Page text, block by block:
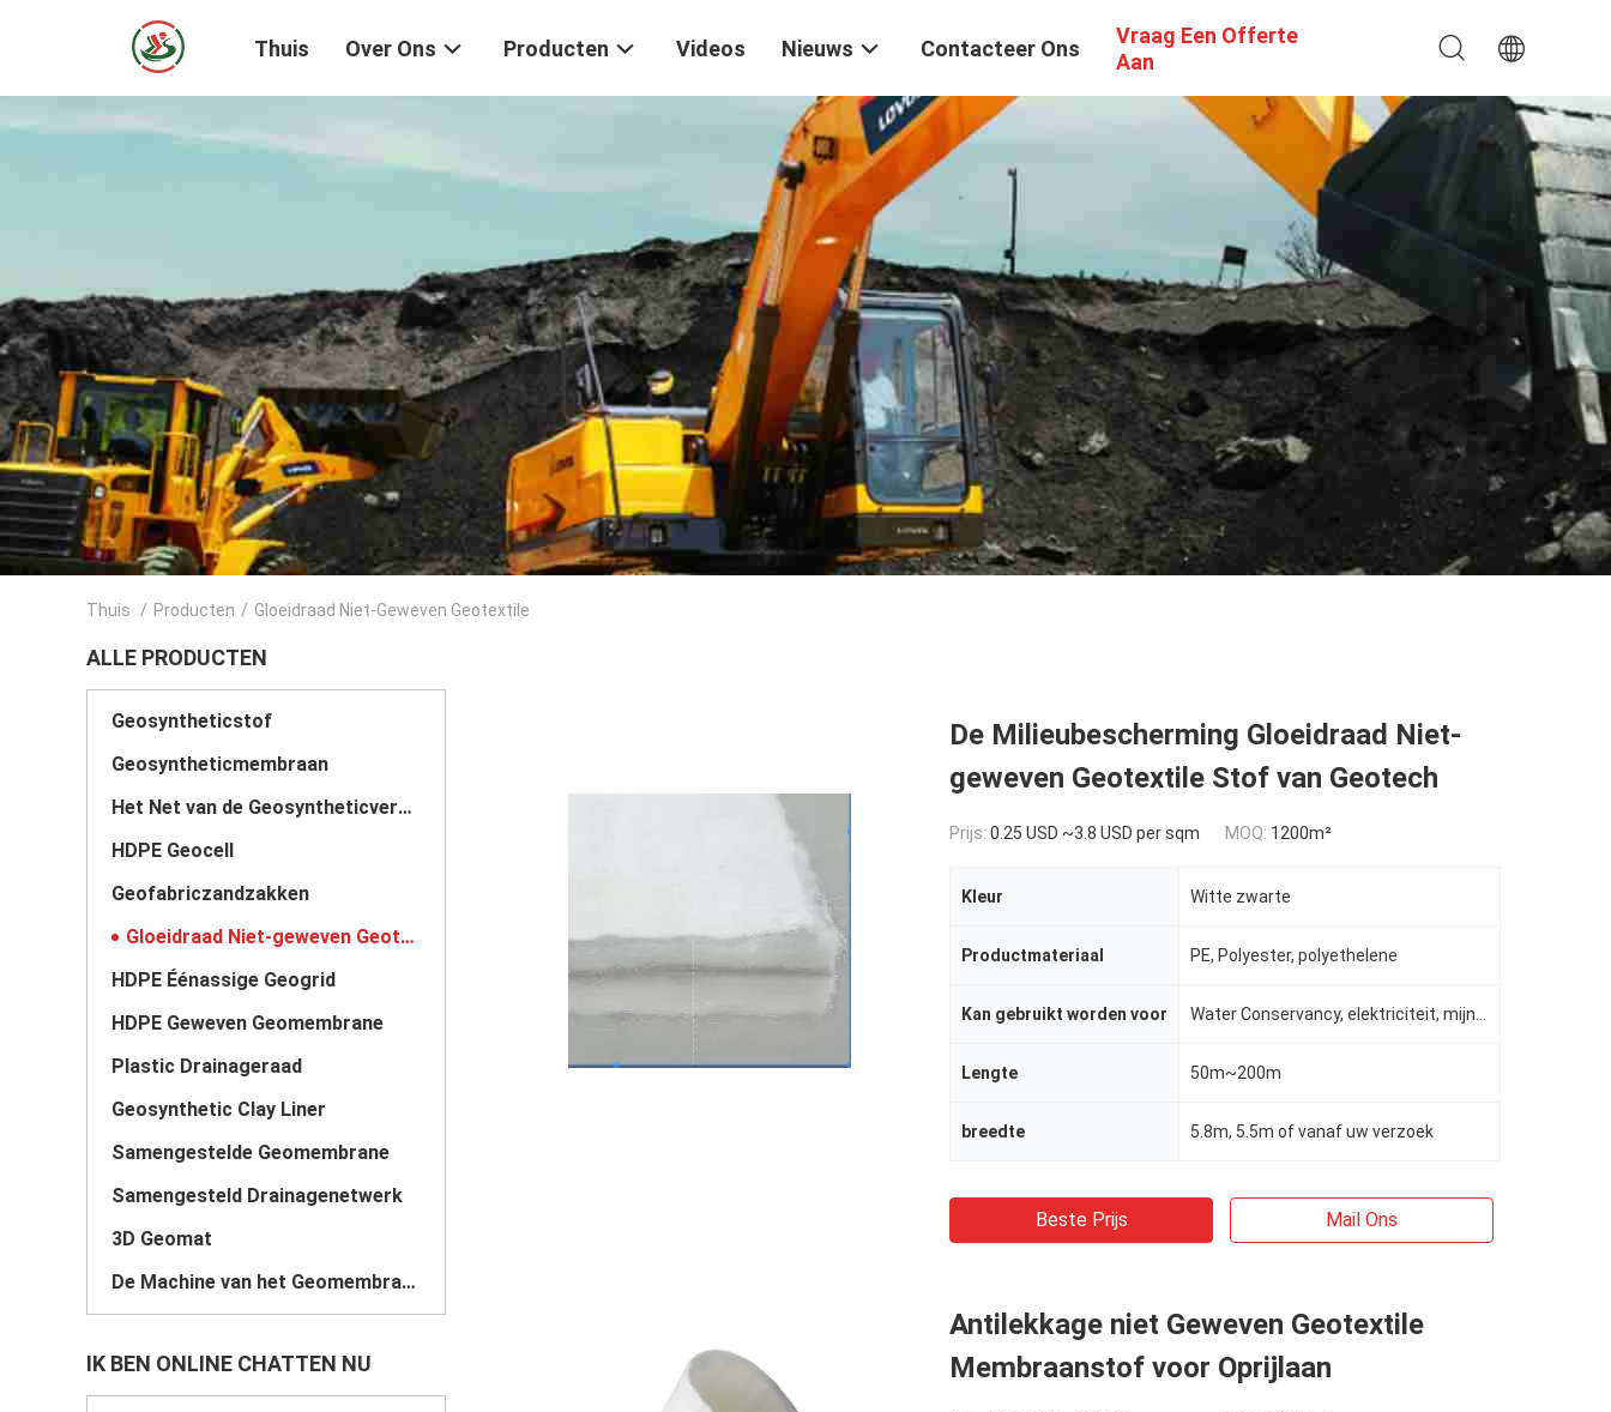
Thuis Over Ons Producten Videos Nieuws Contacteer Ons
Vraag Een Offerte
Aan
Thuis / Producten / Gloeidraad Niet-Geweven Geotextile
ALLE PRODUCTEN
Geosyntheticstof
Geosyntheticmembraan
Het Net van de Geosyntheticversterking
HDPE Geocell
Geofabriczandzakken
Gloeidraad Niet-geweven Geotextile
HDPE Éénassige Geogrid
HDPE Geweven Geomembrane
Plastic Drainageraad
Geosynthetic Clay Liner
Samengestelde Geomembrane
Samengesteld Drainagenetwerk
3D Geomat
De Machine van het Geomembranelassen
IK BEN ONLINE CHATTEN NU
De Milieubescherming Gloeidraad Niet-
geweven Geotextile Stof van Geotech
Prijs: 0.25 USD ~3.8 USD per sqm MOQ: 1200m²
Kleur Witte zwarte
Productmateriaal PE, Polyester, polyethelene
Kan gebruikt worden voor
Lengte 50m~200m
breedte 5.8m, 5.5m of vanaf uw verzoek
Beste Prijs Mail Ons
Antilekkage niet Geweven Geotextile
Membraanstof voor Oprijlaan